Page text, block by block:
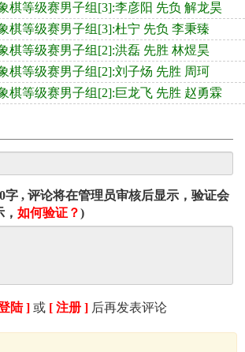
棋等级赛男子组[3]:李彦阳 先负 解龙昊
棋等级赛男子组[3]:杜宁 先负 李秉臻
棋等级赛男子组[2]:洪磊 先胜 林煜昊
棋等级赛男子组[2]:刘子炀 先胜 周珂
棋等级赛男子组[2]:巨龙飞 先胜 赵勇霖
字 , 评论将在管理员审核后显示，验证会
如何验证？)
陆 ] 或 [ 注册 ] 后再发表评论